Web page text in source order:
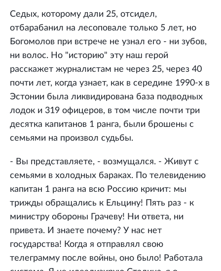
Седых, которому дали 25, отсидел,
отбарабанил на лесоповале только 5 лет, но
Богомолов при встрече не узнал его - ни зубов,
ни волос. Но "историю" эту наш герой
расскажет журналистам не через 25, через 40
почти лет, когда узнает, как в середине 1990-х в
Эстонии была ликвидирована база подводных
лодок и 319 офицеров, в том числе почти три
десятка капитанов 1 ранга, были брошены с
семьями на произвол судьбы.
- Вы представляете, - возмущался. - Живут с
семьями в холодных бараках. По телевидению
капитан 1 ранга на всю Россию кричит: мы
трижды обращались к Ельцину! Пять раз - к
министру обороны Грачеву! Ни ответа, ни
привета. И знаете почему? У нас нет
государства! Когда я отправлял свою
телеграмму после войны, оно было! Работала